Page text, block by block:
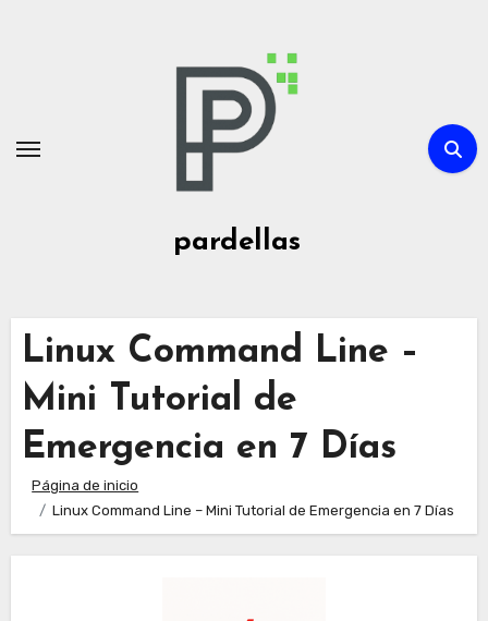
pardellas
Linux Command Line –
Mini Tutorial de
Emergencia en 7 Días
Página de inicio
Linux Command Line – Mini Tutorial de Emergencia en 7 Días